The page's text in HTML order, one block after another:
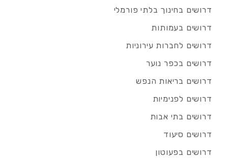
דרושים בחינוך בלתי פורמלי
דרושים בעמותות
דרושים לחברות עירוניות
דרושים בכפר נוער
דרושים בריאות הנפש
דרושים לפנימיות
דרושים בתי אבות
דרושים סיעוד
דרושים בפעוטון